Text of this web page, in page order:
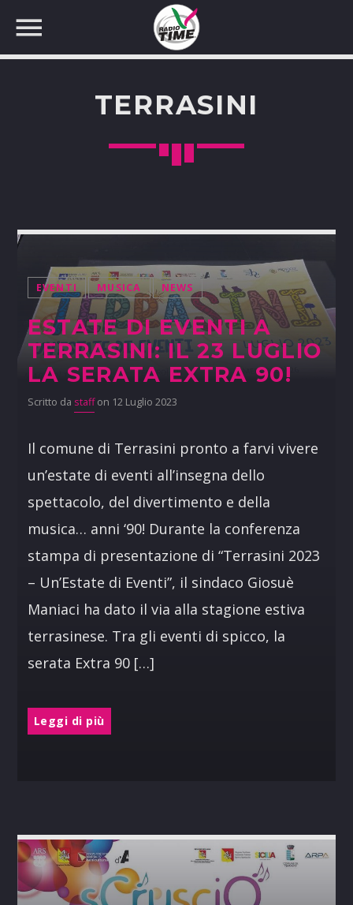
TERRASINI
EVENTI MUSICA NEWS
ESTATE DI EVENTI A
TERRASINI: IL 23 LUGLIO
LA SERATA EXTRA 90!
Scritto da staffon 12 Luglio 2023
Il comune di Terrasini pronto a farvi vivere
un’estate di eventi all’insegna dello
spettacolo, del divertimento e della
musica… anni ‘90! Durante la conferenza
stampa di presentazione di “Terrasini 2023
– Un’Estate di Eventi”, il sindaco Giosuè
Maniaci ha dato il via alla stagione estiva
terrasinese. Tra gli eventi di spicco, la
serata Extra 90 […]
Leggi di più